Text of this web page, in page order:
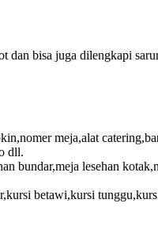
bisa juga dilengkapi
meja,alat
dll.
bundar,meja lesehan
betawi,kursi